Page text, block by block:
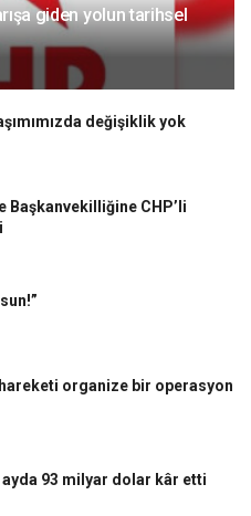
giden yolun tarihsel
değişiklik yok
Başkanvekilliğine CHP’li
organize bir operasyon
93 milyar dolar kâr etti